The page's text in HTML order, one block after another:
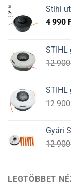
Stihl
4 990
STIHL
12
STIHL
12
Gyári
12
LEGTÖBBET